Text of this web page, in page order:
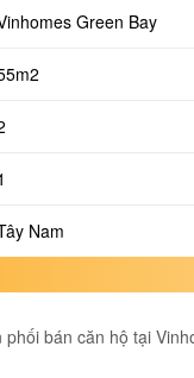
Green Bay
Nam
bán căn hộ tại